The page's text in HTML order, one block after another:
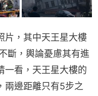
片，其中天王星大樓
斷，輿論憂慮其有進
一看，天王星大樓的
兩邊距離只有5步之